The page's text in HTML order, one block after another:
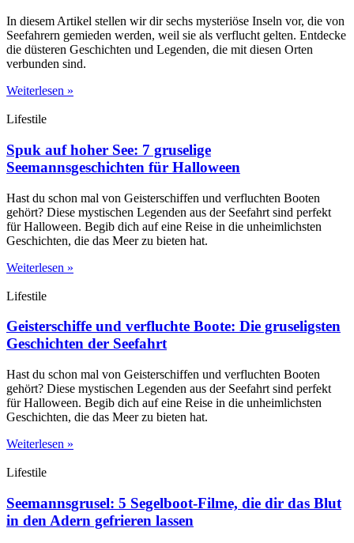
In diesem Artikel stellen wir dir sechs mysteriöse Inseln vor, die von
Seefahrern gemieden werden, weil sie als verflucht gelten. Entdecke
die düsteren Geschichten und Legenden, die mit diesen Orten
verbunden sind.
Weiterlesen »
Lifestile
Spuk auf hoher See: 7 gruselige
Seemannsgeschichten für Halloween
Hast du schon mal von Geisterschiffen und verfluchten Booten
gehört? Diese mystischen Legenden aus der Seefahrt sind perfekt
für Halloween. Begib dich auf eine Reise in die unheimlichsten
Geschichten, die das Meer zu bieten hat.
Weiterlesen »
Lifestile
Geisterschiffe und verfluchte Boote: Die gruseligsten
Geschichten der Seefahrt
Hast du schon mal von Geisterschiffen und verfluchten Booten
gehört? Diese mystischen Legenden aus der Seefahrt sind perfekt
für Halloween. Begib dich auf eine Reise in die unheimlichsten
Geschichten, die das Meer zu bieten hat.
Weiterlesen »
Lifestile
Seemannsgrusel: 5 Segelboot-Filme, die dir das Blut
in den Adern gefrieren lassen